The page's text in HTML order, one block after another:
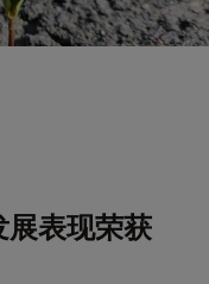
展表现荣获